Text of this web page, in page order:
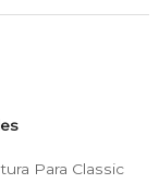
Para Classic